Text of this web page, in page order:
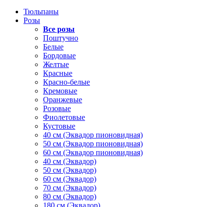
Тюльпаны
Розы
Все розы
Поштучно
Белые
Бордовые
Желтые
Красные
Красно-белые
Кремовые
Оранжевые
Розовые
Фиолетовые
Кустовые
40 см (Эквадор пионовидная)
50 см (Эквадор пионовидная)
60 см (Эквадор пионовидная)
40 см (Эквадор)
50 см (Эквадор)
60 см (Эквадор)
70 см (Эквадор)
80 см (Эквадор)